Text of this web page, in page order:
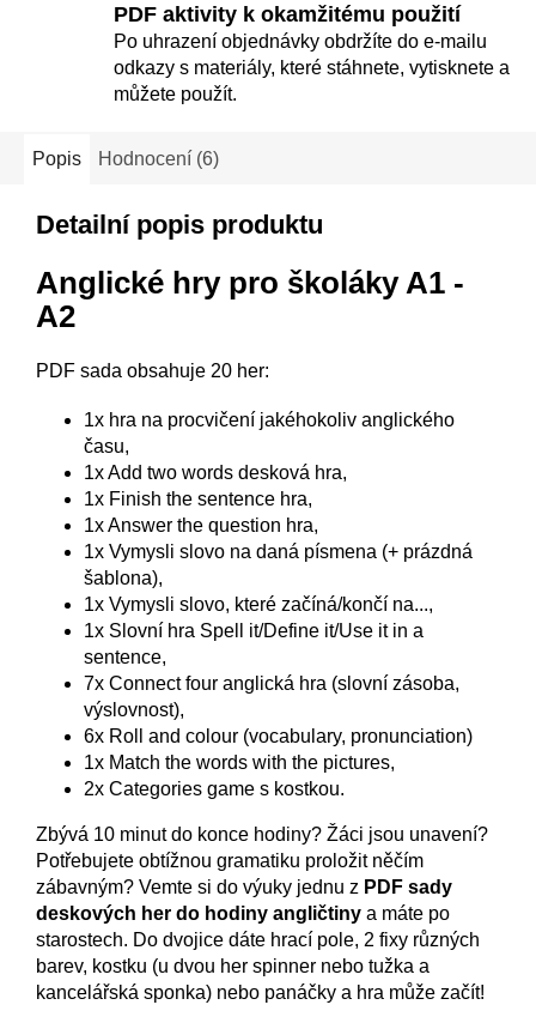
PDF aktivity k okamžitému použití
Po uhrazení objednávky obdržíte do e-mailu
odkazy s materiály, které stáhnete, vytisknete a
můžete použít.
Popis Hodnocení (6)
Detailní popis produktu
Anglické hry pro školáky A1 -
A2
PDF sada obsahuje 20 her:
1x hra na procvičení jakéhokoliv anglického
času,
1x Add two words desková hra,
1x Finish the sentence hra,
1x Answer the question hra,
1x Vymysli slovo na daná písmena (+ prázdná
šablona),
1x Vymysli slovo, které začíná/končí na...,
1x Slovní hra Spell it/Define it/Use it in a
sentence,
7x Connect four anglická hra (slovní zásoba,
výslovnost),
6x Roll and colour (vocabulary, pronunciation)
1x Match the words with the pictures,
2x Categories game s kostkou.
Zbývá 10 minut do konce hodiny? Žáci jsou unavení?
Potřebujete obtížnou gramatiku proložit něčím
zábavným? Vemte si do výuky jednu z PDF sady
deskových her do hodiny angličtiny a máte po
starostech. Do dvojice dáte hrací pole, 2 fixy různých
barev, kostku (u dvou her spinner nebo tužka a
kancelářská sponka) nebo panáčky a hra může začít!